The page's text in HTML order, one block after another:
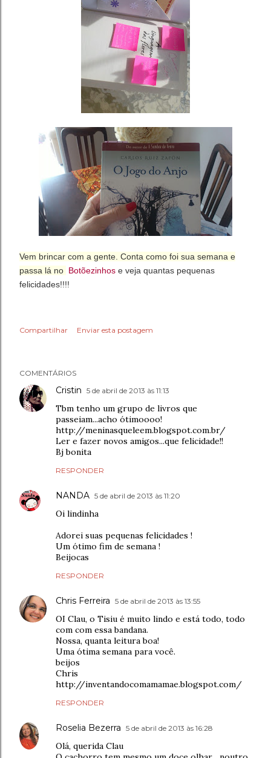
Vem brincar com a gente. Conta como foi sua semana e
passa lá no Botõezinhos e veja quantas pequenas
felicidades!!!!
Compartilhar Enviar esta postagem
COMENTÁRIOS
Cristin 5 de abril de 2013 às 11:13
Tbm tenho um grupo de livros que
passeiam...acho ótimoooo!
http://meninasqueleem.blogspot.com.br/
Ler e fazer novos amigos...que felicidade!!
Bj bonita
RESPONDER
NANDA 5 de abril de 2013 às 11:20
Oi lindinha
Adorei suas pequenas felicidades !
Um ótimo fim de semana !
Beijocas
RESPONDER
Chris Ferreira 5 de abril de 2013 às 13:55
OI Clau, o Tisiu é muito lindo e está todo, todo
com com essa bandana.
Nossa, quanta leitura boa!
Uma ótima semana para você.
beijos
Chris
http://inventandocomamamae.blogspot.com/
RESPONDER
Roselia Bezerra 5 de abril de 2013 às 16:28
Olá, querida Clau